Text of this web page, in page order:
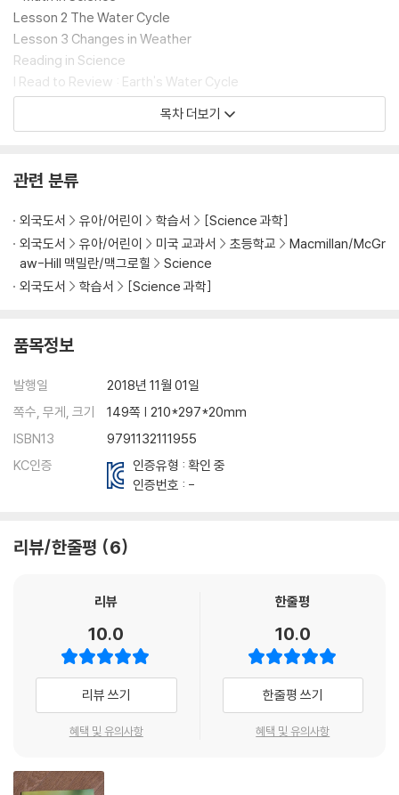
Lesson 2 The Water Cycle
Lesson 3 Changes in Weather
Reading in Science
I Read to Review : Earth's Water Cycle
Chapter 7 Review and Test Preparation
Lesson 1 Day and Night
- Writing in Science
- Math in Science
Lesson 3 The Moon and Stars
Lesson 4 The Solar System
I Read to Review : Our Moving Earth
Chapter 8 Review and Test Preparation
Careers in Science
목차 더보기
관련 분류
외국도서 유아/어린이 학습서
[Science 과학]
외국도서
유아/어린이 미국 교과서 초등학교
Macmillan/McGr
aw-Hill 맥밀란/맥그로힐
Science
외국도서
학습서 [Science 과학]
품목정보
발행일
2018년 11월 01일
쪽수, 무게, 크기
149쪽 | 210*297*20mm
ISBN13
9791132111955
KC인증
인증유형 : 확인 중
인증번호 : -
리뷰/한줄평 6
리뷰
10.0
리뷰 쓰기
혜택 및 유의사항
한줄평
10.0
한줄평 쓰기
혜택 및 유의사항